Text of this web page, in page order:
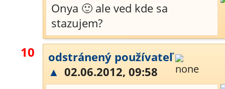
Onya 🙂 ale ved kde sa
stazujem?
10
odstránený používateľ
▲ 02.06.2012, 09:58